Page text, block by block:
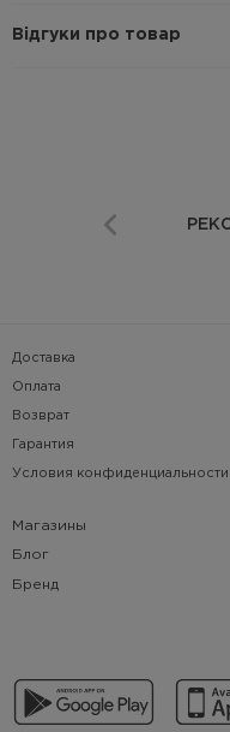
Відгуки про товар
Доставка
Оплата
Возврат
Гарантия
Условия конфиденциальности
Магазины
Блог
Бренд